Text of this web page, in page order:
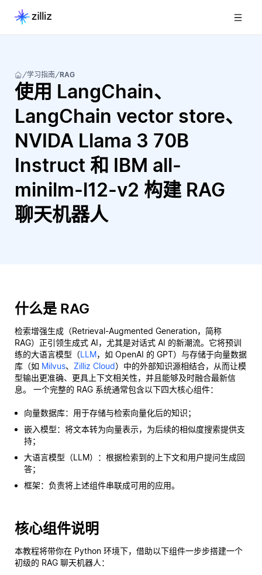
学习指南 RAG
使用 LangChain、
LangChain vector store、
NVIDA Llama 3 70B
Instruct 和 IBM all-
minilm-l12-v2 构建 RAG
聊天机器人
什么是 RAG
检索增强生成（Retrieval-Augmented Generation，简称
RAG）正引领生成式 AI，尤其是对话式 AI 的新潮流。它将预训
练的大语言模型（LLM，如 OpenAI 的 GPT）与存储于向量数据
库（如 Milvus、 Zilliz Cloud）中的外部知识源相结合，从而让模
型输出更准确、更具上下文相关性，并且能够及时融合最新信
息。 一个完整的 RAG 系统通常包含以下四大核心组件：
向量数据库：用于存储与检索向量化后的知识；
嵌入模型：将文本转为向量表示，为后续的相似度搜索提供支
持；
大语言模型（LLM）：根据检索到的上下文和用户提问生成回
答；
框架：负责将上述组件串联成可用的应用。
核心组件说明
本教程将带你在 Python 环境下，借助以下组件一步步搭建一个
初级的 RAG 聊天机器人：